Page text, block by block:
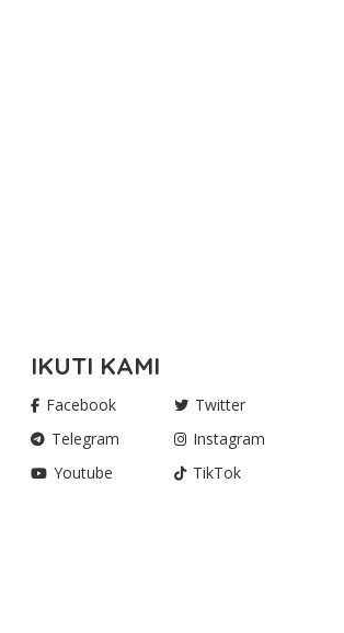
IKUTI KAMI
Facebook
Twitter
Telegram
Instagram
Youtube
TikTok